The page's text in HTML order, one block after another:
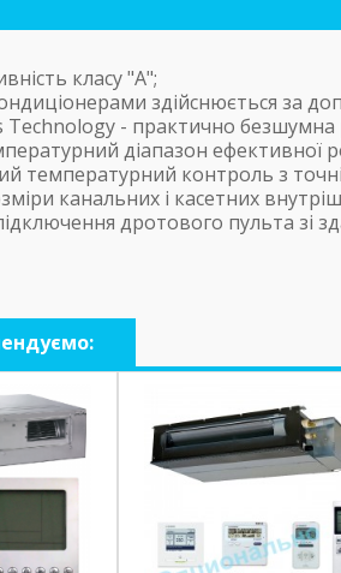
класу "А";
здійснюється за
Technology - практично безшумна
діапазон ефективної
температурний контроль з
канальних і касетних
дротового пульта зі